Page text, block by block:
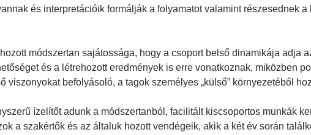
és interpretációik formálják a folyamatot valamint részesednek a
módszertan sajátossága, hogy a csoport belső dinamikája adja
és a létrehozott eredmények is erre vonatkoznak, miközben
viszonyokat befolyásoló, a tagok személyes „külső” környezetéből
ízelítőt adunk a módszertanból, facilitált kiscsoportos munkák
a szakértők és az általuk hozott vendégeik, akik a két év során